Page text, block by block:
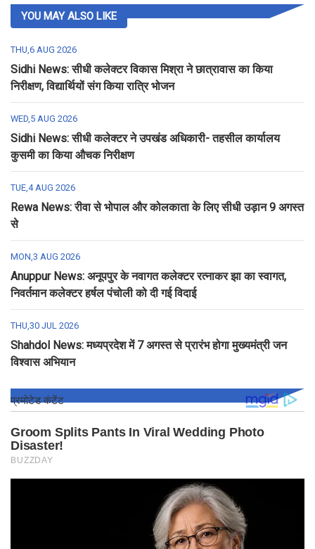
YOU MAY ALSO LIKE
THU,6 AUG 2026
Sidhi News: सीधी कलेक्टर विकास मिश्रा ने छात्रावास का किया
निरीक्षण, विद्यार्थियों संग किया रात्रि भोजन
WED,5 AUG 2026
Sidhi News: सीधी कलेक्टर ने उपखंड अधिकारी- तहसील कार्यालय
कुसमी का किया औचक निरीक्षण
TUE,4 AUG 2026
Rewa News: रीवा से भोपाल और कोलकाता के लिए सीधी उड़ान 9 अगस्त
से
MON,3 AUG 2026
Anuppur News: अनूपपुर के नवागत कलेक्टर रत्नाकर झा का स्वागत,
निवर्तमान कलेक्टर हर्षल पंचोली को दी गई विदाई
THU,30 JUL 2026
Shahdol News: मध्यप्रदेश में 7 अगस्त से प्रारंभ होगा मुख्यमंत्री जन
विश्वास अभियान